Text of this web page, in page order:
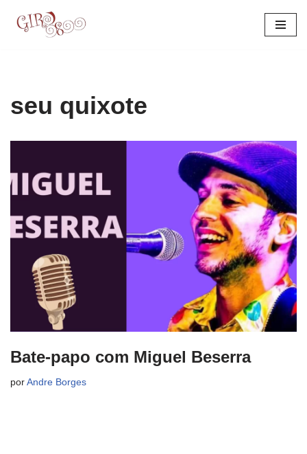
seu quixote
Bate-papo com Miguel Beserra
por Andre Borges